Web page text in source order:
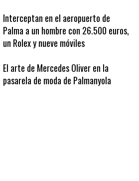
Interceptan en el aeropuerto de
Palma a un hombre con 26.500 euros,
un Rolex y nueve móviles
El arte de Mercedes Oliver en la
pasarela de moda de Palmanyola